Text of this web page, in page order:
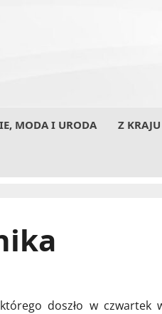
MODA I URODA Z
doszło w czwartek